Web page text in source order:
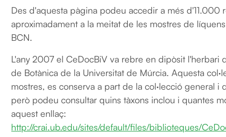
Des d'aquesta pàgina podeu accedir a més d'11.000
aproximadament a la meitat de les mostres de
BCN.
L'any 2007 el CeDocBiV va rebre en dipòsit l'herbari
de Botànica de la Universitat de Múrcia. Aquesta
mostres, es conserva a part de la col·lecció general i
però podeu consultar quins tàxons inclou i quantes
aquest enllaç:
http://crai.ub.edu/sites/default/files/biblioteques/